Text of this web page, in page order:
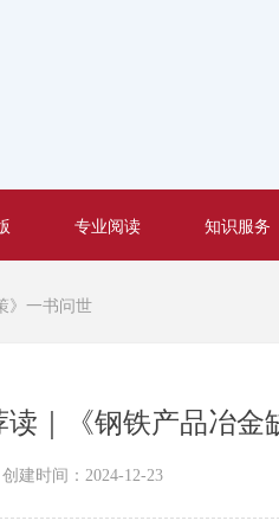
专业阅读 知识服务
读｜《钢铁产品冶金
创建时间： 2024-12-23
》一书问世